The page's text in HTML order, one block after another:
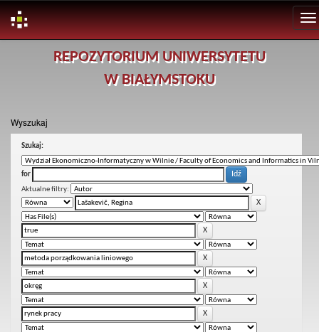
REPOZYTORIUM UNIWERSYTETU
W BIAŁYMSTOKU
Wyszukaj
Szukaj:
for
Aktualne filtry: